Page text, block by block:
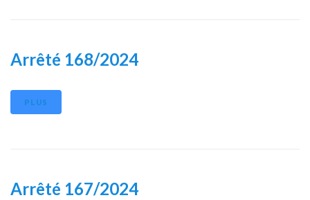
Arrêté 168/2024
PLUS
Arrêté 167/2024